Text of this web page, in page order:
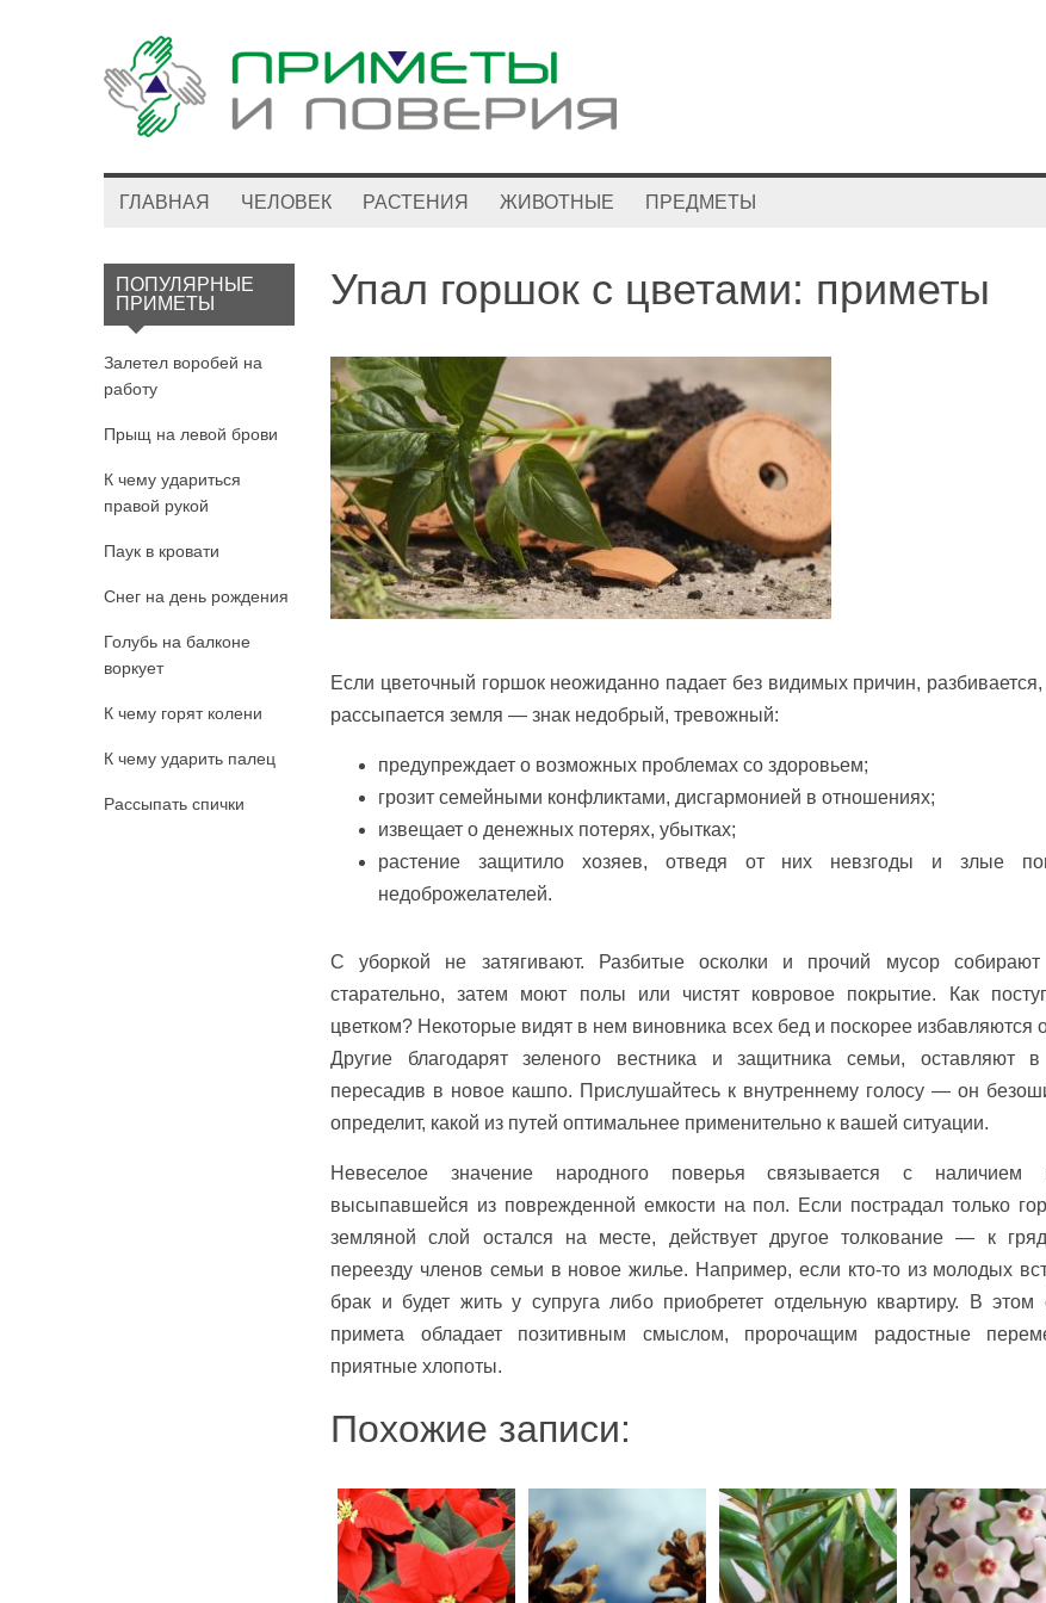
ГЛАВНАЯ ЧЕЛОВЕК РАСТЕНИЯ ЖИВОТНЫЕ ПРЕДМЕТЫ
ПОПУЛЯРНЫЕ
ПРИМЕТЫ
Залетел воробей на
работу
Прыщ на левой брови
К чему удариться
правой рукой
Паук в кровати
Снег на день рождения
Голубь на балконе
воркует
К чему горят колени
К чему ударить палец
Рассыпать спички
Упал горшок с цветами: приметы
Если цветочный горшок неожиданно падает без видимых причин, разбивается,
рассыпается земля — знак недобрый, тревожный:
предупреждает о возможных проблемах со здоровьем;
грозит семейными конфликтами, дисгармонией в отношениях;
извещает о денежных потерях, убытках;
растение защитило хозяев, отведя от них невзгоды и злые
недоброжелателей.
С уборкой не затягивают. Разбитые осколки и прочий мусор собирают
старательно, затем моют полы или чистят ковровое покрытие. Как
цветком? Некоторые видят в нем виновника всех бед и поскорее избавляются
Другие благодарят зеленого вестника и защитника семьи, оставляют
пересадив в новое кашпо. Прислушайтесь к внутреннему голосу — он
определит, какой из путей оптимальнее применительно к вашей ситуации.
Невеселое значение народного поверья связывается с наличием
высыпавшейся из поврежденной емкости на пол. Если пострадал только
земляной слой остался на месте, действует другое толкование — к
переезду членов семьи в новое жилье. Например, если кто-то из молодых
брак и будет жить у супруга либо приобретет отдельную квартиру. В этом
примета обладает позитивным смыслом, пророчащим радостные
приятные хлопоты.
Похожие записи: